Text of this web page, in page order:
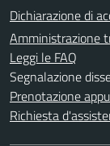
Dichiarazione di
Amministrazione
Leggi le FAQ
Segnalazione
Prenotazione
Richiesta